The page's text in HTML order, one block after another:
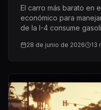
El carro más barato en
económico para
de la I-4 consume
28 de junio de 2026 13